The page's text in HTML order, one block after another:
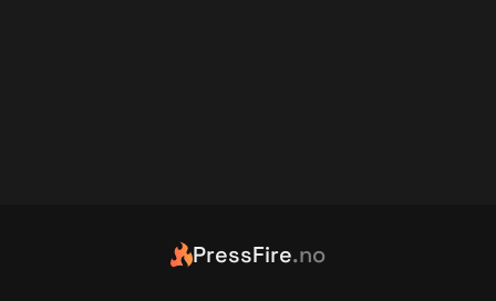
PressFire.no